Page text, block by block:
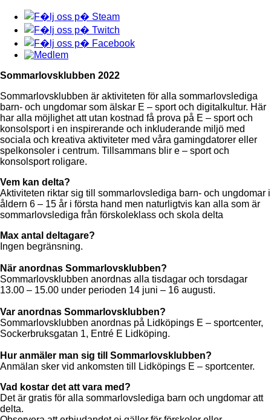
Sommarlovsklubben 2022
Sommarlovsklubben är aktiviteten för alla sommarlovslediga
barn- och ungdomar som älskar E – sport och digitalkultur. Här
har alla möjlighet att utan kostnad få prova på E – sport och
konsolsport i en inspirerande och inkluderande miljö med
sociala och kreativa aktiviteter med våra gamingdatorer eller
spelkonsoler i centrum. Tillsammans blir e – sport och
konsolsport roligare.
Vem kan delta?
Aktiviteten riktar sig till sommarlovslediga barn- och ungdomar i
åldern 6 – 15 år i första hand men naturligtvis kan alla som är
sommarlovslediga från förskoleklass och skola delta
Max antal deltagare?
Ingen begränsning.
När anordnas Sommarlovsklubben?
Sommarlovsklubben anordnas alla tisdagar och torsdagar
13.00 – 15.00 under perioden 14 juni – 16 augusti.
Var anordnas Sommarlovsklubben?
Sommarlovsklubben anordnas på Lidköpings E – sportcenter,
Sockerbruksgatan 1, Entré E Lidköping.
Hur anmäler man sig till Sommarlovsklubben?
Anmälan sker vid ankomsten till Lidköpings E – sportcenter.
Vad kostar det att vara med?
Det är gratis för alla sommarlovslediga barn och ungdomar att
delta.